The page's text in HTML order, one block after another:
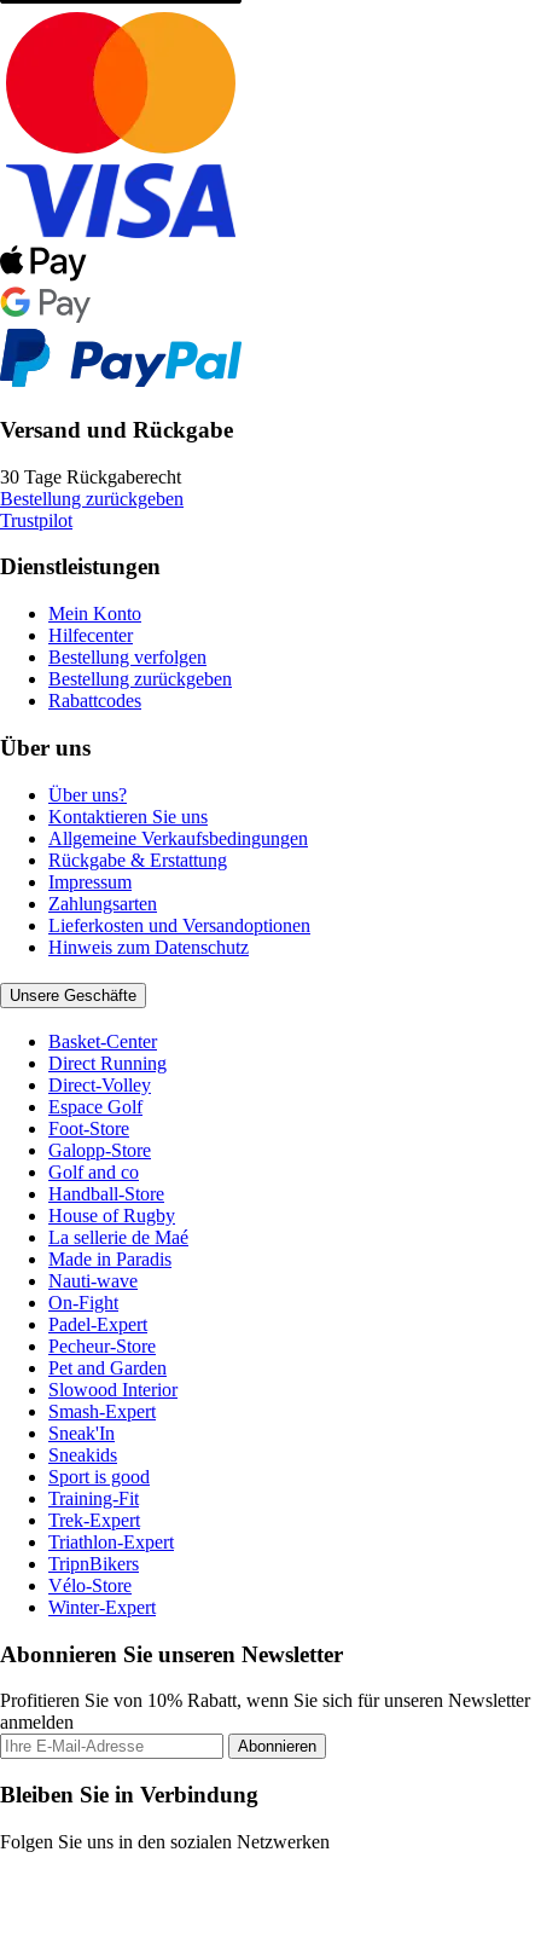
Versand und Rückgabe
30 Tage Rückgaberecht
Bestellung zurückgeben
Trustpilot
Dienstleistungen
Mein Konto
Hilfecenter
Bestellung verfolgen
Bestellung zurückgeben
Rabattcodes
Über uns
Über uns?
Kontaktieren Sie uns
Allgemeine Verkaufsbedingungen
Rückgabe & Erstattung
Impressum
Zahlungsarten
Lieferkosten und Versandoptionen
Hinweis zum Datenschutz
Unsere Geschäfte
Basket-Center
Direct Running
Direct-Volley
Espace Golf
Foot-Store
Galopp-Store
Golf and co
Handball-Store
House of Rugby
La sellerie de Maé
Made in Paradis
Nauti-wave
On-Fight
Padel-Expert
Pecheur-Store
Pet and Garden
Slowood Interior
Smash-Expert
Sneak'In
Sneakids
Sport is good
Training-Fit
Trek-Expert
Triathlon-Expert
TripnBikers
Vélo-Store
Winter-Expert
Abonnieren Sie unseren Newsletter
Profitieren Sie von 10% Rabatt, wenn Sie sich für unseren Newsletter
anmelden
Abonnieren
Bleiben Sie in Verbindung
Folgen Sie uns in den sozialen Netzwerken